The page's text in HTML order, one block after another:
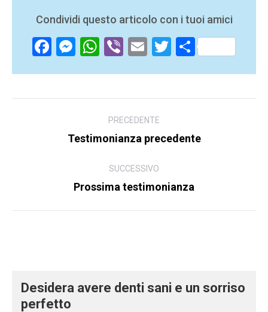
Condividi questo articolo con i tuoi amici
Facebook
Messenger
WhatsApp
ViberEmailTwitter
Share
PRECEDENTE
Articolo
Testimonianza precedente
SUCCESSIVO
Articolo
Prossima testimonianza
Desidera avere denti sani e un sorriso
perfetto